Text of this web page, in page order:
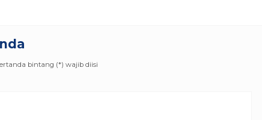
bintang (*) wajib diisi